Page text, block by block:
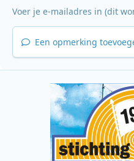
Een opmerking